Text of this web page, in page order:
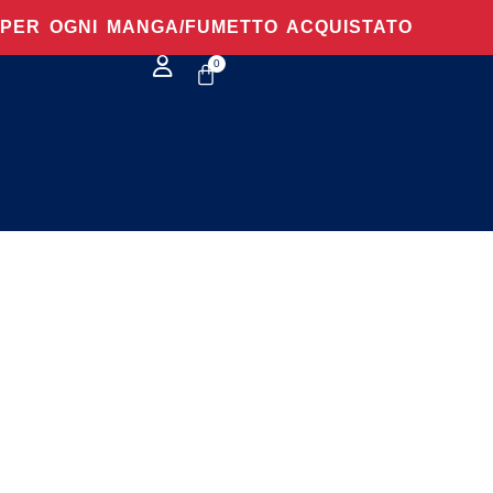
OGNI MANGA/FUMETTO ACQUISTATO
0